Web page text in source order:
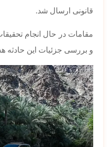
قانونی ارسال شد.
مقامات در حال انجام
و بررسی جزئیات این حادثه